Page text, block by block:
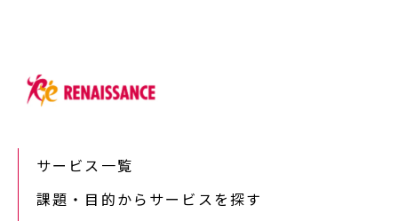
サービス一覧
課題・目的からサービスを探す